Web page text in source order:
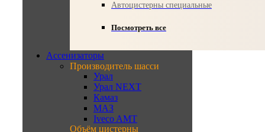
Автоцистерны специальные
Посмотреть все
Ассенизаторы
Производитель шасси
Урал
Урал NEXT
Камаз
МАЗ
Iveco AMT
Объём цистерны